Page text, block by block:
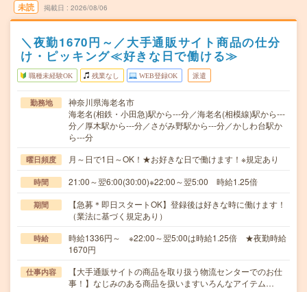
未読 掲載日 2026/08/06
＼夜勤1670円～／大手通販サイト商品の仕分
け・ピッキング≪好きな日で働ける≫
職種未経験OK 残業なし WEB登録OK 派遣
勤務地
神奈川県海老名市
海老名(相鉄・小田急)駅から---分／海老名(相模線)駅から---
分／厚木駅から---分／さがみ野駅から---分／かしわ台駅か
ら---分
曜日頻度 月～日で1日～OK！★お好きな日で働けます！※規定あり
時間 21:00～翌6:00(30:00)※22:00～翌5:00 時給1.25倍
期間
【急募＊即日スタートOK】登録後は好きな時に働けます！
（業法に基づく規定あり）
時給
時給1336円～ ※22:00～翌5:00は時給1.25倍 ★夜勤時給
1670円
仕事内容
【大手通販サイトの商品を取り扱う物流センターでのお仕
事！】なじみのある商品を扱いますいろんなアイテム…